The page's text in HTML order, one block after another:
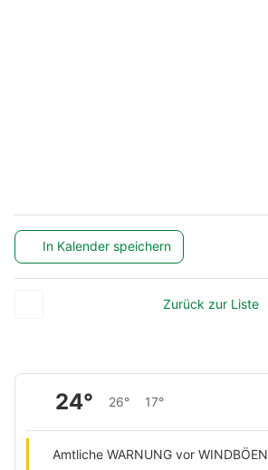
In Kalender speichern
Zurück zur Liste
24° 26° 17°
Amtliche WARNUNG vor WINDBÖEN